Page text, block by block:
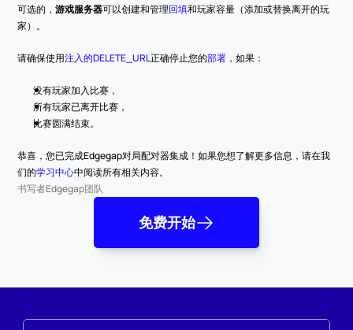
可选的，游戏服务器可以创建和管理回填和玩家容量（添加或替换离开的玩
家）。
请确保使用注入的DELETE_URL正确停止您的部署 ，如果：
没有玩家加入比赛，
所有玩家已离开比赛，
比赛圆满结束。
恭喜，您已完成Edgegap对局配对器集成！如果您想了解更多信息，请在我
们的学习中心中阅读所有相关内容。
书写者Edgegap团队
免费开始